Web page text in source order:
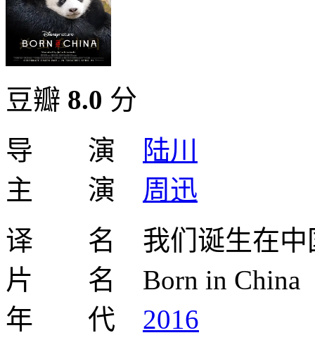
豆瓣 8.0 分
导 演
陆川
主 演 周迅
译 名 我们诞生在中
片 名 Born in China
年 代 2016